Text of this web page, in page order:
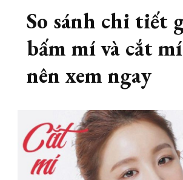
So sánh chi tiết
bấm mí và cắt
nên xem ngay